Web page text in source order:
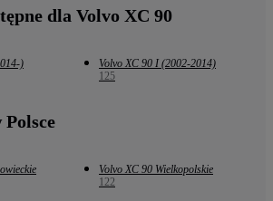
dla Volvo XC 90
)
Volvo XC 90 I (2002-2014)
125
Polsce
Volvo XC 90 Wielkopolskie
122